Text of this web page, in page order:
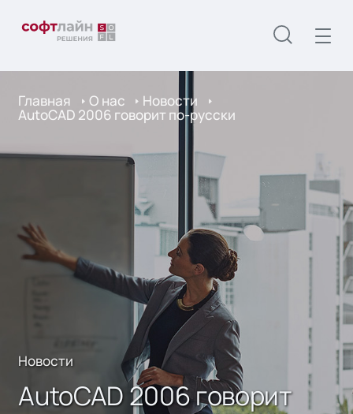
Главная О нас Новости
AutoCAD 2006 говорит по-русски
Новости
AutoCAD 2006 говорит